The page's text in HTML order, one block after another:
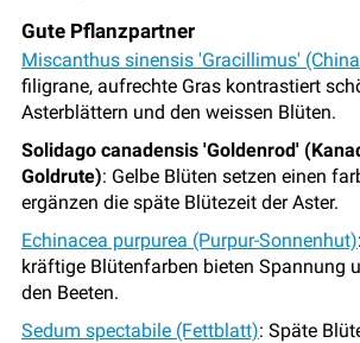
Gute Pflanzpartner
Miscanthus sinensis 'Gracillimus'
filigrane, aufrechte Gras kontrastiert
Asterblättern und den weissen Blüten.
Solidago canadensis 'Goldenrod'
Goldrute): Gelbe Blüten setzen einen
ergänzen die späte Blütezeit der Aster.
Echinacea purpurea (Purpur-Sonnenhut)
kräftige Blütenfarben bieten Spannung
den Beeten.
Sedum spectabile (Fettblatt): Späte